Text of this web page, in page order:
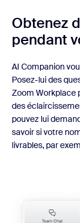
Obtenez
pendant
AI Companion
Posez-lui des
Zoom Workplace
des
pouvez lui
savoir si votre
livrables, par